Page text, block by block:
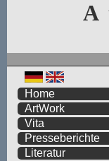
Home
ArtWork
Vita
Presseberichte
Literatur